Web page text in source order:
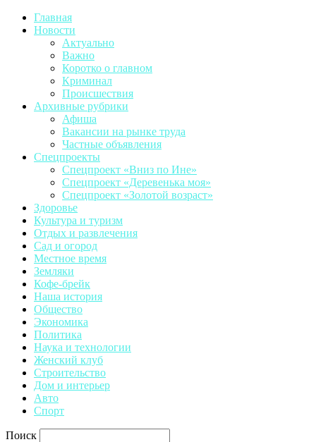
Главная
Новости
Актуально
Важно
Коротко о главном
Криминал
Происшествия
Архивные рубрики
Афиша
Вакансии на рынке труда
Частные объявления
Спецпроекты
Спецпроект «Вниз по Ине»
Спецпроект «Деревенька моя»
Спецпроект «Золотой возраст»
Здоровье
Культура и туризм
Отдых и развлечения
Сад и огород
Местное время
Земляки
Кофе-брейк
Наша история
Общество
Экономика
Политика
Наука и технологии
Женский клуб
Строительство
Дом и интерьер
Авто
Спорт
Поиск